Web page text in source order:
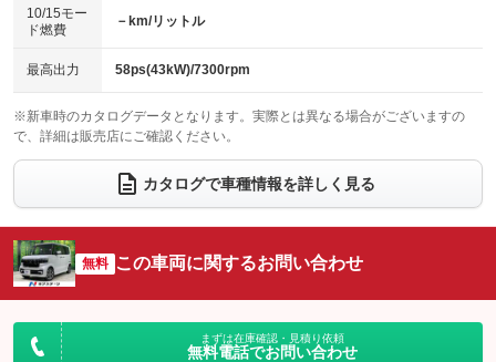
ベンチシート
：装備あり
チップアップシート
：装備あり
：装備なし ：装備あり
ウォークスルー
：装備なし
電動リアゲート フロントカメラ
：装備なし
：装備なし ：装備なし
サイドカメラ
：装備なし ルーフレール
：装備なし
：装備なし
：装備なし
10/15モー
ド燃費
－km/リットル
最高出力 58ps(43kW)/7300rpm
※新車時のカタログデータとなります。実際とは異なる場合がございますの
で、詳細は販売店にご確認ください。
カタログで車種情報を詳しく見る
無料 この車両に関するお問い合わせ
まずは在庫確認・見積り依頼
無料電話でお問い合わせ